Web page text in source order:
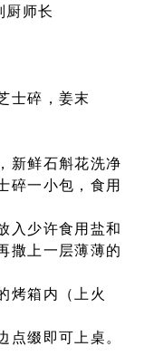
厨师长
士碎，姜末
新鲜石斛花洗净
碎一小包，食用
入少许食用盐和
撒上一层薄薄的
烤箱内（上火
点缀即可上桌。